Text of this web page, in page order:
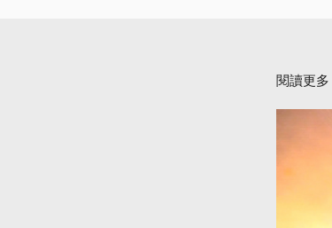
閱讀更多